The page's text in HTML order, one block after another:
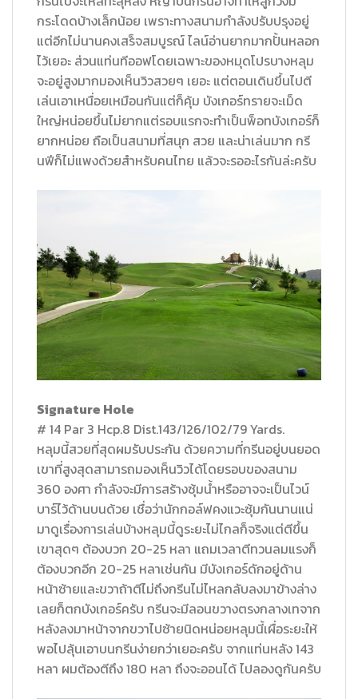
กระโดดบ้างเล็กน้อย เพราะทางสนามกำลังปรับปรุงอยู่
แต่อีกไม่นานคงเสร็จสมบูรณ์ ไลน์อ่านยากมากปั้นหลอก
ไว้เยอะ ส่วนแท่นทีออฟโดยเฉพาะของหมุดโปรบางหลุม
จะอยู่สูงมากมองเห็นวิวสวยๆ เยอะ แต่ตอนเดินขึ้นไปตี
เล่นเอาเหนื่อยเหมือนกันแต่ก็คุ้ม บังเกอร์ทรายจะเม็ด
ใหญ่หน่อยขึ้นไม่ยากแต่รอบแรกจะทำเป็นพ็อทบังเกอร์ก็
ยากหน่อย ถือเป็นสนามที่สนุก สวย และน่าเล่นมาก กรี
นฟีก็ไม่แพงด้วยสำหรับคนไทย แล้วจะรออะไรกันล่ะครับ
Signature Hole
# 14 Par 3 Hcp.8 Dist.143/126/102/79 Yards.
หลุมนี้สวยที่สุดผมรับประกัน ด้วยความที่กรีนอยู่บนยอด
เขาที่สูงสุดสามารถมองเห็นวิวได้โดยรอบของสนาม
360 องศา กำลังจะมีการสร้างซุ้มน้ำหรืออาจจะเป็นไวน์
บาร์ไว้ด้านบนด้วย เชื่อว่านักกอล์ฟคงแวะซุ้มกันนานแน่
มาดูเรื่องการเล่นบ้างหลุมนี้ดูระยะไม่ไกลก็จริงแต่ตีขึ้น
เขาสุดๆ ต้องบวก 20-25 หลา แถมเวลาตีทวนลมแรงก็
ต้องบวกอีก 20-25 หลาเช่นกัน มีบังเกอร์ดักอยู่ด้าน
หน้าซ้ายและขวาถ้าตีไม่ถึงกรีนไม่ไหลกลับลงมาข้างล่าง
เลยก็ตกบังเกอร์ครับ กรีนจะมีลอนขวางตรงกลางเทจาก
หลังลงมาหน้าจากขวาไปซ้ายนิดหน่อยหลุมนี้เผื่อระยะให้
พอไปลุ้นเอาบนกรีนง่ายกว่าเยอะครับ จากแท่นหลัง 143
หลา ผมต้องตีถึง 180 หลา ถึงจะออนได้ ไปลองดูกันครับ